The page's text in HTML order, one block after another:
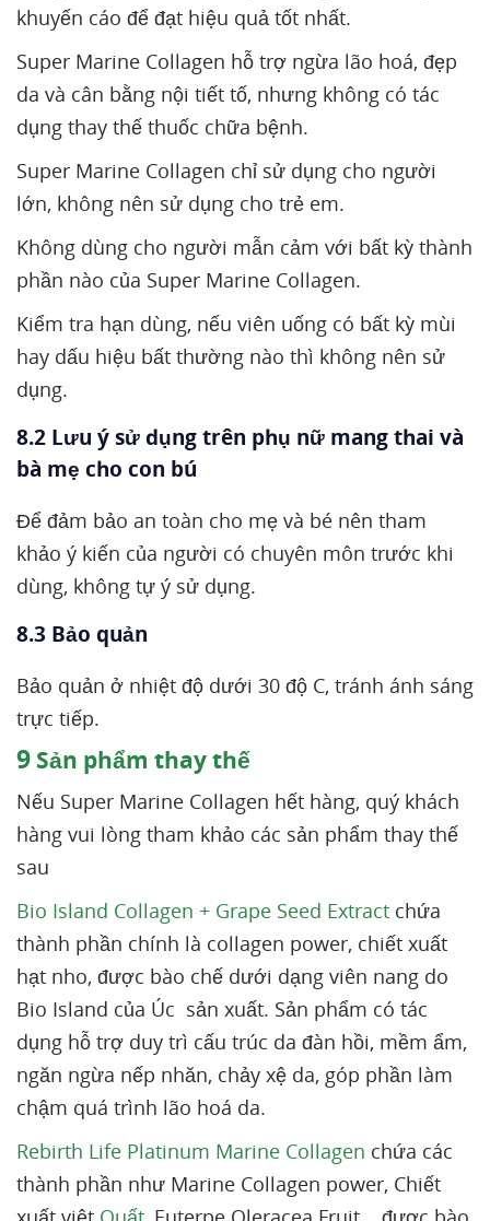
khuyến cáo để đạt hiệu quả tốt nhất.
Super Marine Collagen hỗ trợ ngừa lão hoá, đẹp
da và cân bằng nội tiết tố, nhưng không có tác
dụng thay thế thuốc chữa bệnh.
Super Marine Collagen chỉ sử dụng cho người
lớn, không nên sử dụng cho trẻ em.
Không dùng cho người mẫn cảm với bất kỳ thành
phần nào của Super Marine Collagen.
Kiểm tra hạn dùng, nếu viên uống có bất kỳ mùi
hay dấu hiệu bất thường nào thì không nên sử
dụng.
8.2 Lưu ý sử dụng trên phụ nữ mang thai và
bà mẹ cho con bú
Để đảm bảo an toàn cho mẹ và bé nên tham
khảo ý kiến của người có chuyên môn trước khi
dùng, không tự ý sử dụng.
8.3 Bảo quản
Bảo quản ở nhiệt độ dưới 30 độ C, tránh ánh sáng
trực tiếp.
9 Sản phẩm thay thế
Nếu Super Marine Collagen hết hàng, quý khách
hàng vui lòng tham khảo các sản phẩm thay thế
sau
Bio Island Collagen + Grape Seed Extract chứa
thành phần chính là collagen power, chiết xuất
hạt nho, được bào chế dưới dạng viên nang do
Bio Island của Úc sản xuất. Sản phẩm có tác
dụng hỗ trợ duy trì cấu trúc da đàn hồi, mềm ẩm,
ngăn ngừa nếp nhăn, chảy xệ da, góp phần làm
chậm quá trình lão hoá da.
Rebirth Life Platinum Marine Collagen chứa các
thành phần như Marine Collagen power, Chiết